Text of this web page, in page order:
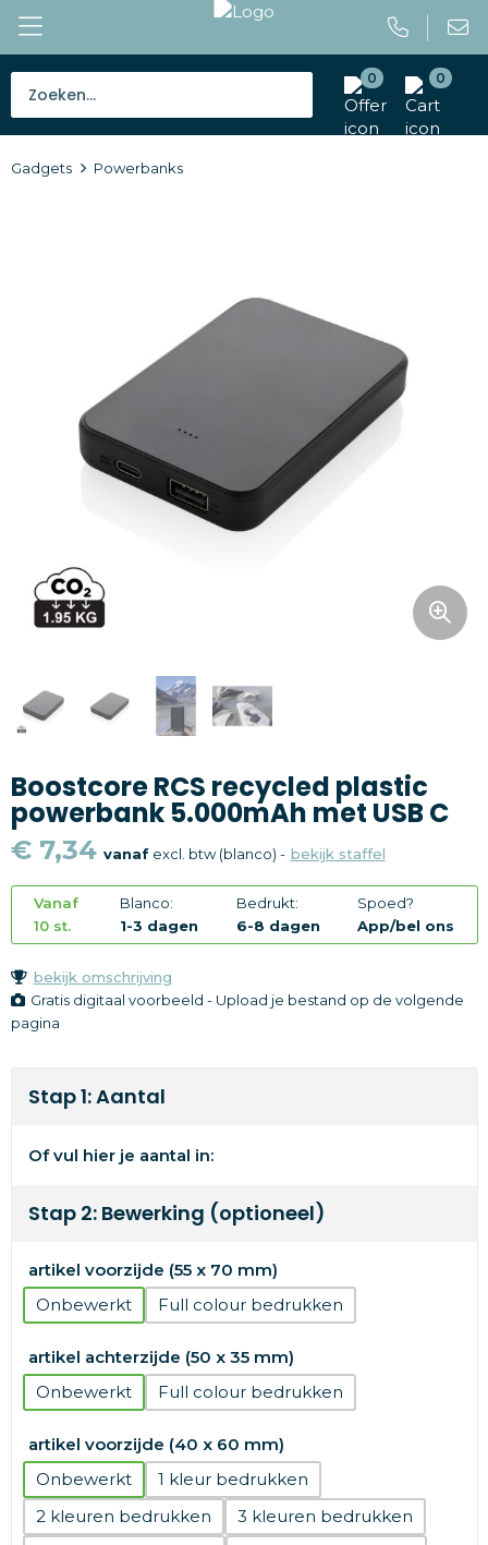
0 0
Tassen
Outdoor en vrije tijd
Gereedschap en veiligheid
Home en living
Health en wellness
Kantoorartikelen
Textiel
Merken
Gadgets Powerbanks
Boostcore RCS recycled plastic
powerbank 5.000mAh met USB C
€ 7,34 vanafexcl. btw (blanco) - bekijk staffel
Vanaf
10 st.
Blanco:
1-3 dagen
Bedrukt:
6-8 dagen
Spoed?
App/bel ons
bekijk omschrijving
Gratis digitaal voorbeeld - Upload je bestand op de volgende
pagina
Stap 1: Aantal
Of vul hier je aantal in:
Stap 2: Bewerking (optioneel)
artikel voorzijde (55 x 70 mm)
Onbewerkt
Full colour
artikel achterzijde (50 x 35 mm)
Onbewerkt
Full colour
artikel voorzijde (40 x 60 mm)
Onbewerkt
1
2
3